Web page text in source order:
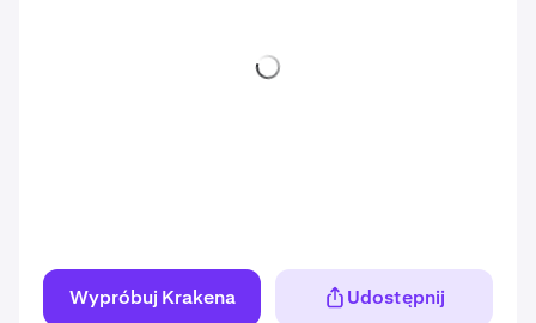
Wypróbuj Krakena Udostępnij